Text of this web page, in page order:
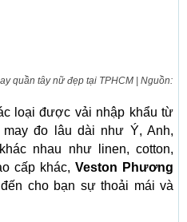
quần tây nữ đẹp tại TPHCM | Nguồn:
loại được vải nhập khẩu từ
đo lâu dài như Ý, Anh,
nhau như linen, cotton,
cấp khác,Veston Phương
cho bạn sự thoải mái và